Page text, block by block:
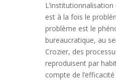
est à la fois le
problème est le
bureaucratique, au
Crozier, des
reproduisent par
compte de